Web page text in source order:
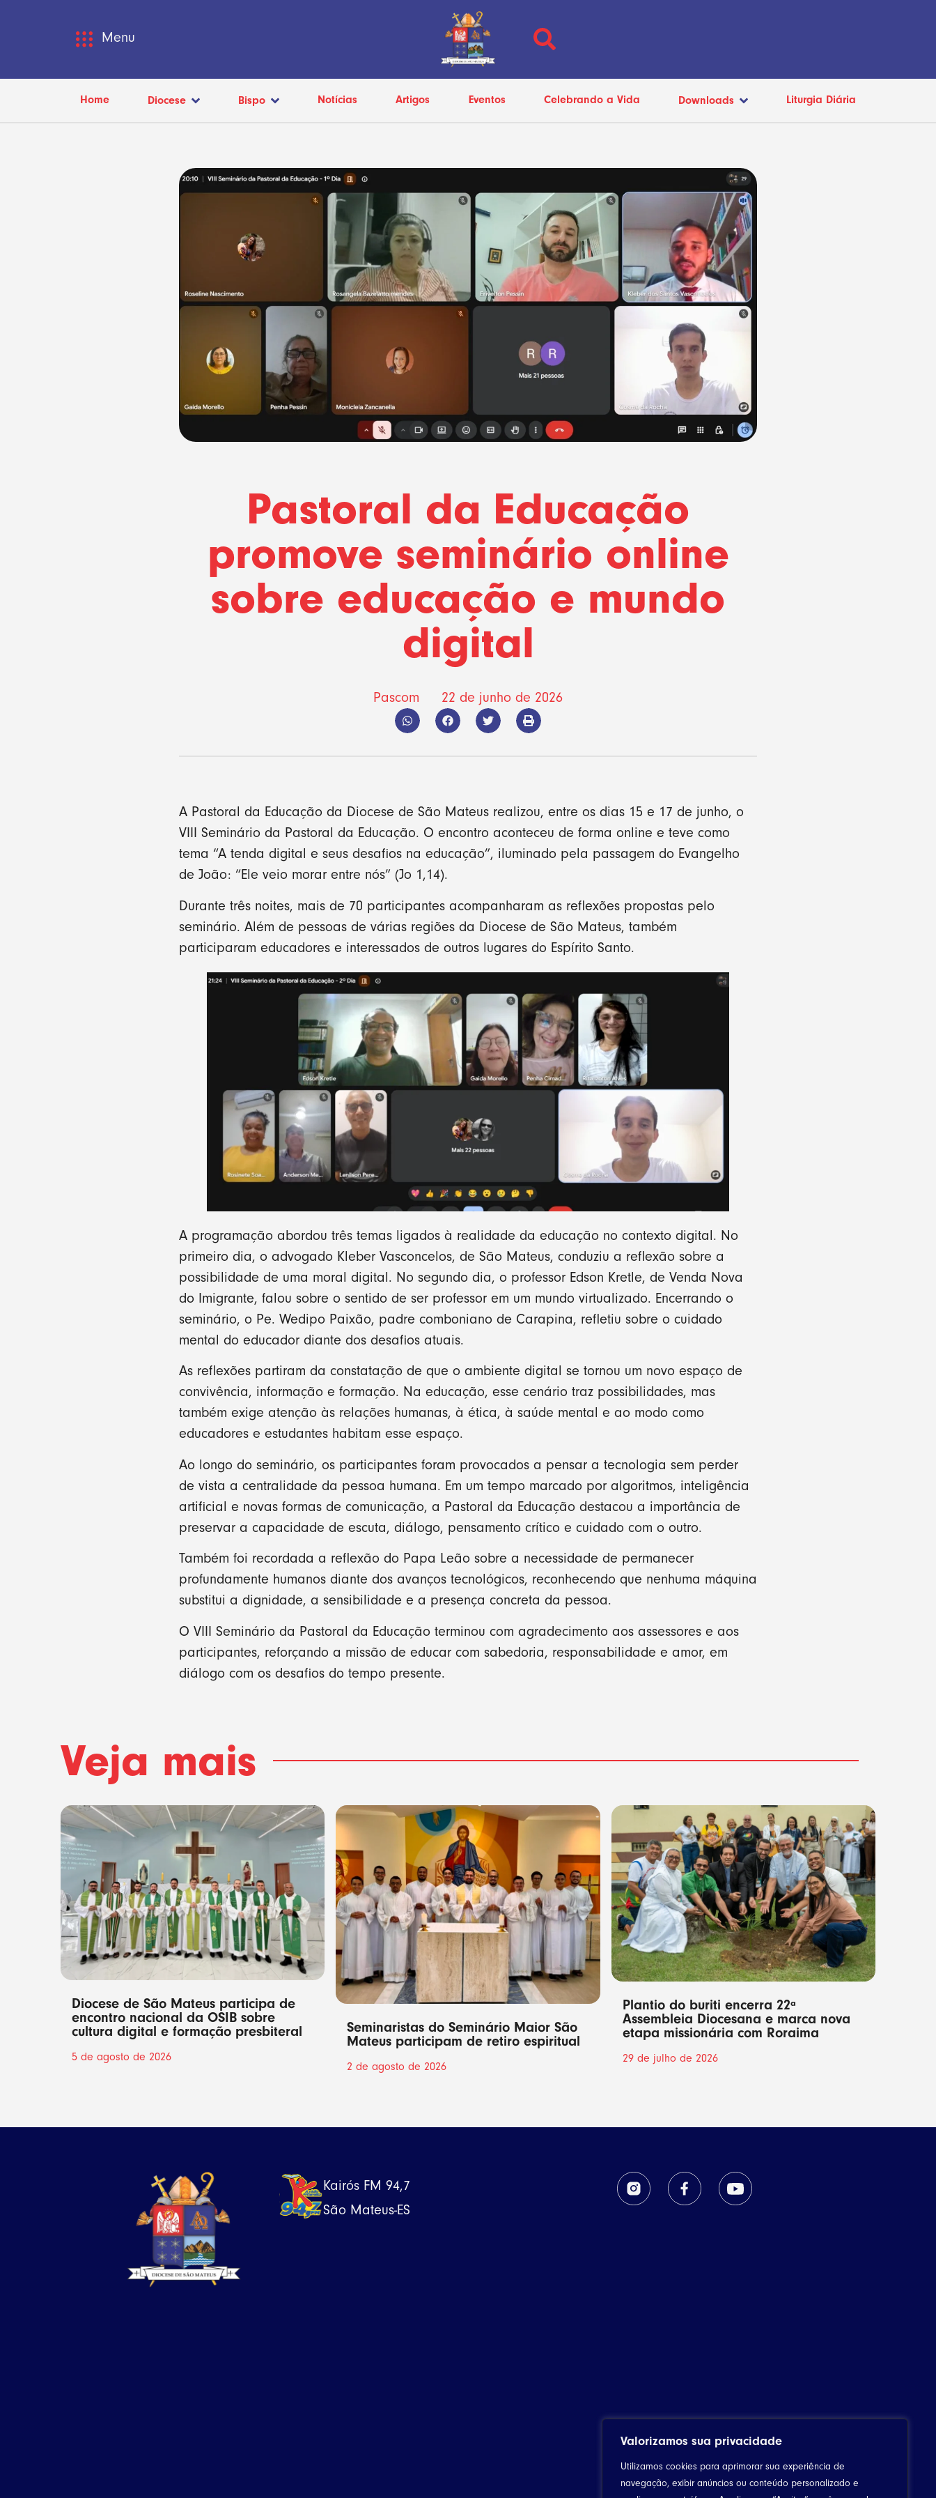
Valorizamos sua privacidade
Utilizamos cookies para aprimorar sua experiência de
navegação, exibir anúncios ou conteúdo personalizado e
Menu
Home Diocese Bispo Notícias Artigos Eventos Celebrando a Vida Downloads Liturgia Diária
Pastoral da Educação
promove seminário online
sobre educação e mundo
digital
Pascom 22 de junho de 2026
A Pastoral da Educação da Diocese de São Mateus realizou, entre os dias 15 e 17 de junho, o
VIII Seminário da Pastoral da Educação. O encontro aconteceu de forma online e teve como
tema “A tenda digital e seus desafios na educação”, iluminado pela passagem do Evangelho
de João: “Ele veio morar entre nós” (Jo 1,14).
Durante três noites, mais de 70 participantes acompanharam as reflexões propostas pelo
seminário. Além de pessoas de várias regiões da Diocese de São Mateus, também
participaram educadores e interessados de outros lugares do Espírito Santo.
A programação abordou três temas ligados à realidade da educação no contexto digital. No
primeiro dia, o advogado Kleber Vasconcelos, de São Mateus, conduziu a reflexão sobre a
possibilidade de uma moral digital. No segundo dia, o professor Edson Kretle, de Venda Nova
do Imigrante, falou sobre o sentido de ser professor em um mundo virtualizado. Encerrando o
seminário, o Pe. Wedipo Paixão, padre comboniano de Carapina, refletiu sobre o cuidado
mental do educador diante dos desafios atuais.
As reflexões partiram da constatação de que o ambiente digital se tornou um novo espaço de
convivência, informação e formação. Na educação, esse cenário traz possibilidades, mas
também exige atenção às relações humanas, à ética, à saúde mental e ao modo como
educadores e estudantes habitam esse espaço.
Ao longo do seminário, os participantes foram provocados a pensar a tecnologia sem perder
de vista a centralidade da pessoa humana. Em um tempo marcado por algoritmos, inteligência
artificial e novas formas de comunicação, a Pastoral da Educação destacou a importância de
preservar a capacidade de escuta, diálogo, pensamento crítico e cuidado com o outro.
Também foi recordada a reflexão do Papa Leão sobre a necessidade de permanecer
profundamente humanos diante dos avanços tecnológicos, reconhecendo que nenhuma máquina
substitui a dignidade, a sensibilidade e a presença concreta da pessoa.
O VIII Seminário da Pastoral da Educação terminou com agradecimento aos assessores e aos
participantes, reforçando a missão de educar com sabedoria, responsabilidade e amor, em
diálogo com os desafios do tempo presente.
Veja mais
Diocese de São Mateus participa de
encontro nacional da OSIB sobre
cultura digital e formação presbiteral
5 de agosto de 2026
Seminaristas do Seminário Maior São
Mateus participam de retiro espiritual
2 de agosto de 2026
Plantio do buriti encerra 22ª
Assembleia Diocesana e marca nova
etapa missionária com Roraima
29 de julho de 2026
Kairós FM 94,7
São Mateus-ES